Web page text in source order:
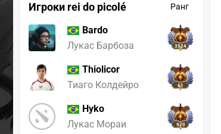
Игроки rei do picolé Ранг
Bardo
Лукас Барбоза
3524
Thiolicor
Тиаго Колдейро
61
Hyko
Лукас Мораи
979